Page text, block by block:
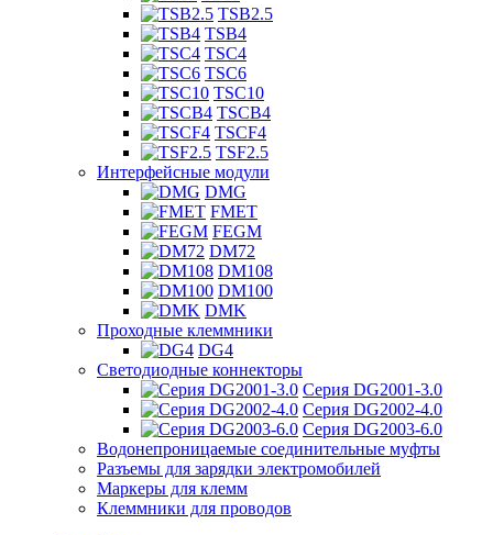
TSB2.5
TSB4
TSC4
TSC6
TSC10
TSCB4
TSCF4
TSF2.5
Интерфейсные модули
DMG
FMET
FEGM
DM72
DM108
DM100
DMK
Проходные клеммники
DG4
Светодиодные коннекторы
Серия DG2001-3.0
Серия DG2002-4.0
Серия DG2003-6.0
Водонепроницаемые соединительные муфты
Разъемы для зарядки электромобилей
Маркеры для клемм
Клеммники для проводов